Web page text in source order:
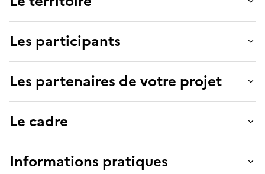
Les participants
Les partenaires de votre projet
Le cadre
Informations pratiques